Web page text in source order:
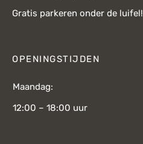
Gratis parkeren onder de luifel!
OPENINGSTIJDEN
Maandag:
12:00 – 18:00 uur